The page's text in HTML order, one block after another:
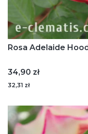
Rosa Adelaide
Cena
34,90 zł
32,31 zł